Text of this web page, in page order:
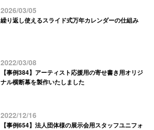
2026/03/05
繰り返し使えるスライド式万年カレンダーの仕組み
2022/03/08
【事例384】アーティスト応援用の寄せ書き用オリジ
ナル横断幕を製作いたしました
2022/12/16
【事例654】法人団体様の展示会用スタッフユニフォ